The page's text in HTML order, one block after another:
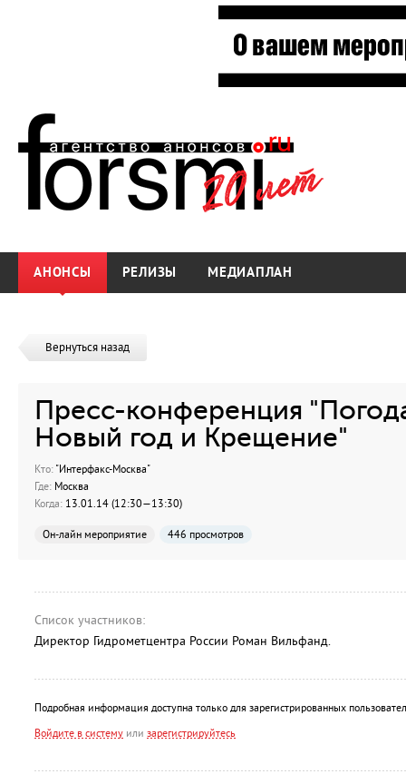
АНОНСЫ РЕЛИЗЫ МЕДИАПЛАН
Вернуться назад
Пресс-конференция
Новый год и Крещение"
Кто: "Интерфакс-Москва"
Где: Москва
Когда: 13.01.14 (12:30—13:30)
Он-лайн мероприятие 446 просмотров
Список участников:
Директор Гидрометцентра России Роман Вильфанд.
Подробная информация доступна только для зарегистрированных
Войдите в систему или зарегистрируйтесь